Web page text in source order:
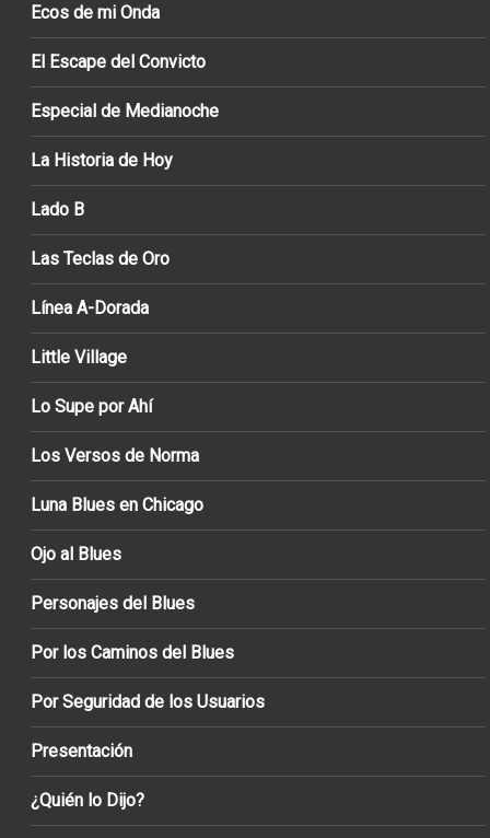
Ecos de mi Onda
El Escape del Convicto
Especial de Medianoche
La Historia de Hoy
Lado B
Las Teclas de Oro
Línea A-Dorada
Little Village
Lo Supe por Ahí
Los Versos de Norma
Luna Blues en Chicago
Ojo al Blues
Personajes del Blues
Por los Caminos del Blues
Por Seguridad de los Usuarios
Presentación
¿Quién lo Dijo?